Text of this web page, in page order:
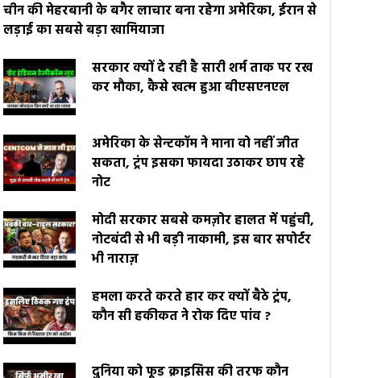
चीन की मेहरबानी के बगैर लाचार बना रहेगा अमेरिका, ईरान से
लड़ाई का सबसे बड़ा खामियाजा
सरकार क्यों दे रही है सारी शर्म ताक पर रख
कर मौका, कैसे खत्म हुआ बीएसएनएल
अमेरिका के सेन्टकॉम ने माना वो नहीं जीत
सकता, ट्रंप इसका फायदा उठाकर छाप रहे
नोट
मोदी सरकार सबसे कमज़ोर हालत में पहुंची,
नोटबंदी से भी बड़ी नाकामी, इस बार सपोर्टर
भी नाराज़
हमला करते करते हार कर क्यों बैठे ट्रंप,
कौन सी हकीकत ने रोक दिए पांव ?
दुनिया को फूड क्राइसिस की तरफ कौन